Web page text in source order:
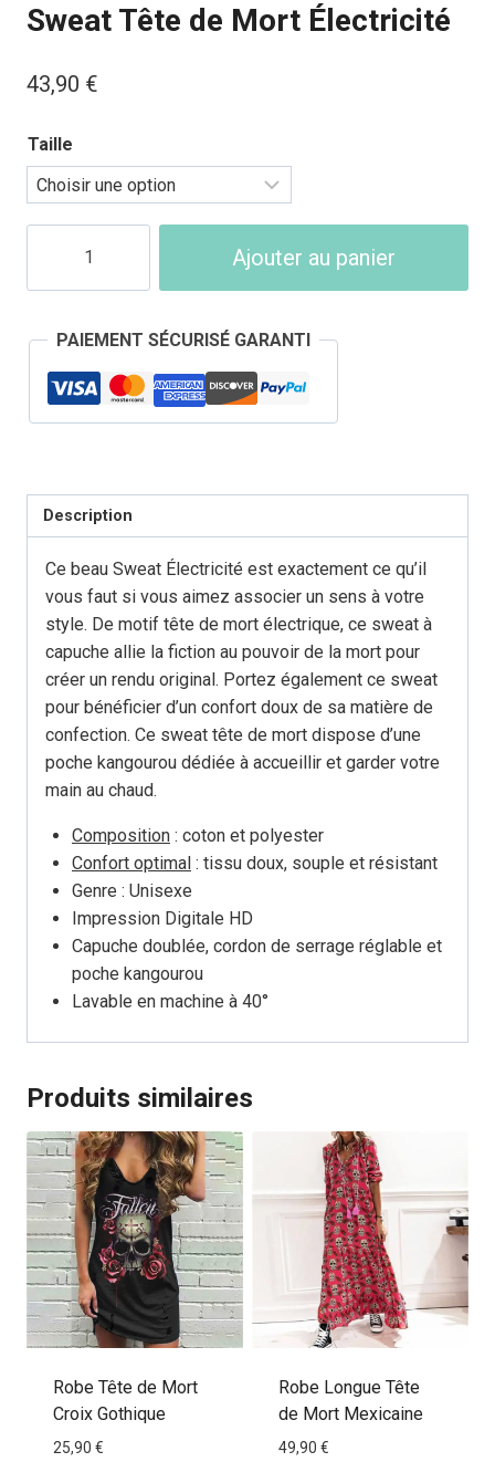
Sweat Tête de Mort Électricité
43,90 €
Taille
Sweat
de
Mort
Électricité
Ajouter au panier
PAIEMENT SÉCURISÉ GARANTI
Description
Ce beau Sweat Électricité est exactement ce qu’il
vous faut si vous aimez associer un sens à votre
style. De motif tête de mort électrique, ce sweat à
capuche allie la fiction au pouvoir de la mort pour
créer un rendu original. Portez également ce sweat
pour bénéficier d’un confort doux de sa matière de
confection. Ce sweat tête de mort dispose d’une
poche kangourou dédiée à accueillir et garder votre
main au chaud.
Composition : coton et polyester
Confort optimal : tissu doux, souple et résistant
Genre : Unisexe
Impression Digitale HD
Capuche doublée, cordon de serrage réglable et
poche kangourou
Lavable en machine à 40°
Produits similaires
Robe Tête de Mort
Croix Gothique
25,90 €
Robe Longue Tête
de Mort Mexicaine
49,90 €